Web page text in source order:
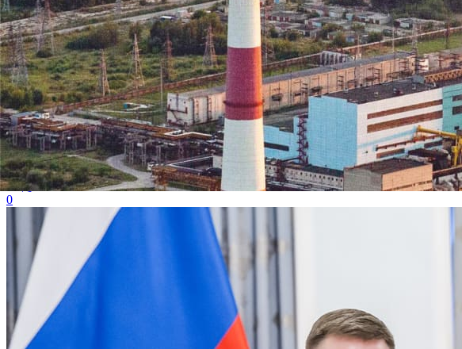
21
декабря 2018
Ново-Рязанская ТЭЦ поздравила с Новым годом детей Архангельской школы-
Подробнее
0